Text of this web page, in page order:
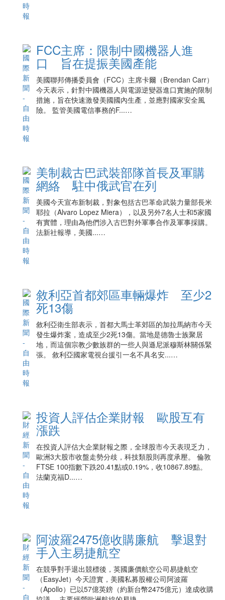
FCC主席：限制中國機器人進
口 旨在提振美國產能
美國聯邦傳播委員會（FCC）主席卡爾（Brendan Carr）
今天表示，針對中國機器人與電源逆變器進口實施的限制
措施，旨在快速激發美國國內生產，並應對國家安全風
險。 監管美國電信事務的F...…
美制裁古巴武裝部隊首長及軍購
網絡 駐中俄武官在列
美國今天宣布新制裁，對象包括古巴革命武裝力量部長米
耶拉（Alvaro Lopez Miera），以及另外7名人士和5家國
有實體，理由為他們涉入古巴對外軍事合作及軍事採購。
法新社報導，美國...…
敘利亞首都郊區車輛爆炸 至少2
死13傷
敘利亞衛生部表示，首都大馬士革郊區的加拉馬納市今天
發生爆炸案，造成至少2死13傷。當地是德魯士族聚居
地，而這個宗教少數族群的一些人與遜尼派穆斯林關係緊
張。 敘利亞國家電視台援引一名不具名安...…
投資人評估企業財報 歐股互有
漲跌
在投資人評估大企業財報之際，全球股市今天表現乏力，
歐洲3大股市收盤走勢分歧，科技類股則再度承壓。 倫敦
FTSE 100指數下跌20.41點或0.19%，收10867.89點。
法蘭克福D...…
阿波羅2475億收購廉航 擊退對
手入主易捷航空
在競爭對手退出競標後，英國廉價航空公司易捷航空
（EasyJet）今天證實，美國私募股權公司阿波羅
（Apollo）已以57億英鎊（約新台幣2475億元）達成收購